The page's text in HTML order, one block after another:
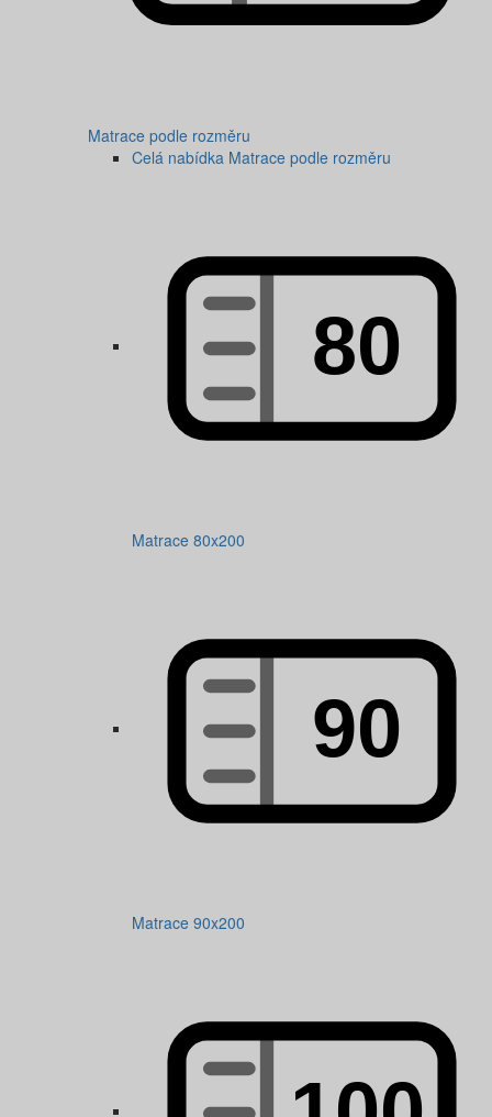
Matrace podle rozměru
Celá nabídka Matrace podle rozměru
Matrace 80x200
Matrace 90x200